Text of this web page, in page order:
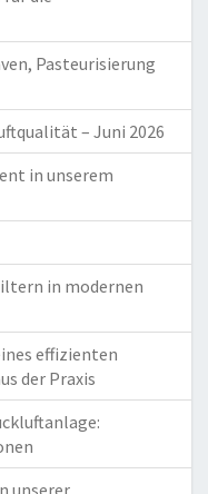
Pasteurisierung
– Juni 2026
in unserem
in modernen
effizienten
der Praxis
unserer